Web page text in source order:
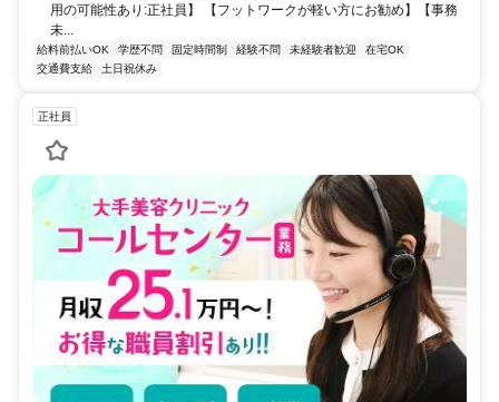
用の可能性あり:正社員】 【フットワークが軽い方にお勧め】【事務
未...
給料前払いOK 学歴不問 固定時間制 経験不問 未経験者歓迎
在宅OK
交通費支給
土日祝休み
正社員